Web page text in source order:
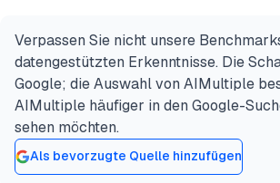
Verpassen Sie nicht unsere
datengestützten Erkenntnisse. Die
Google; die Auswahl von AIMultiple
AIMultiple häufiger in den Google-
sehen möchten.
Als bevorzugte Quelle hinzufügen